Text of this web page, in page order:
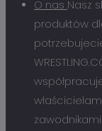
O nas Nasz
produktów
zawodnikami.